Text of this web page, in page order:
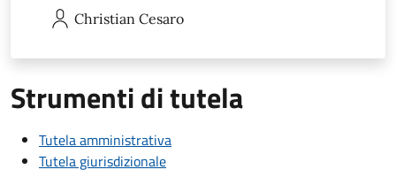
Christian Cesaro
Strumenti di tutela
Tutela amministrativa
Tutela giurisdizionale